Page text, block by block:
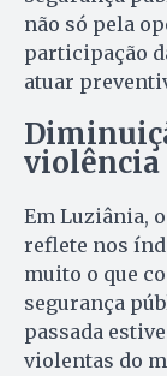
não só pela
participação
atuar
violência
Em Luziânia,
reflete nos
muito o que
segurança
passada
violentas do